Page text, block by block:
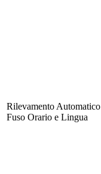
Rilevamento Automatico
Fuso Orario e Lingua